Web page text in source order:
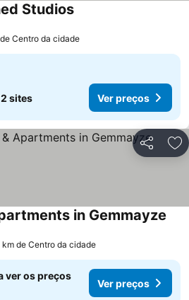
Studios
Centro da cidade
sites Ver preços
Partilhar
in Gemmayze
km de Centro da cidade
ver os preços
Ver preços